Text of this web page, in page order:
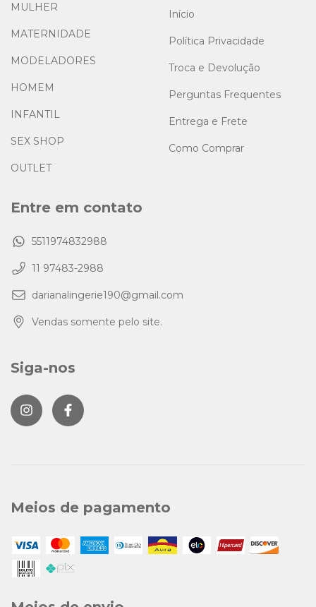
MULHER
MATERNIDADE
MODELADORES
HOMEM
INFANTIL
SEX SHOP
OUTLET
Início
Política Privacidade
Troca e Devolução
Perguntas Frequentes
Entrega e Frete
Como Comprar
Entre em contato
5511974832988
11 97483-2988
darianalingerie190@gmail.com
Vendas somente pelo site.
Siga-nos
Meios de pagamento